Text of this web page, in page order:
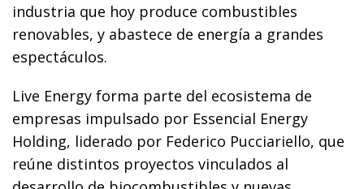
industria que hoy produce combustibles
renovables, y abastece de energía a grandes
espectáculos.
Live Energy forma parte del ecosistema de
empresas impulsado por Essencial Energy
Holding, liderado por Federico Pucciariello, que
reúne distintos proyectos vinculados al